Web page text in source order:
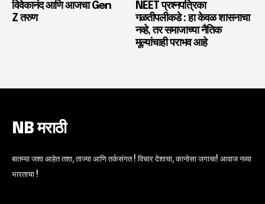
विवेकानंद आणि आजचा Gen
Z तरुण
NEET प्रश्नपत्रिका
गळतीपलीकडे : हा केवळ शासनाचा
नव्हे, तर समाजाच्या नैतिक
मूल्यांचाही पराभव आहे
NB मराठी
बातम्या जशा आहेत तशा, ताज्या आणि तर्कसंगत ! विचार देशाचा, कानोसा जगाचा! आवाज नव्या
भारताचा !